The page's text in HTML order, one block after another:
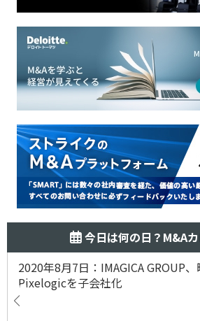
今日は何の日？M&A
2020年8月7日：IMAGICA GROUP
Pixelogicを子会社化